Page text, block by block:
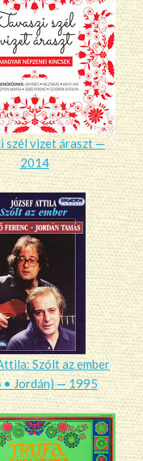
szél vizet áraszt —
2014
Szólt az ember
• Jordán) — 1995